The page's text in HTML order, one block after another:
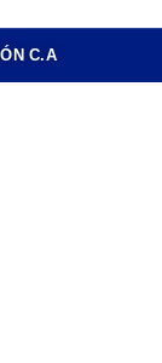
C.A